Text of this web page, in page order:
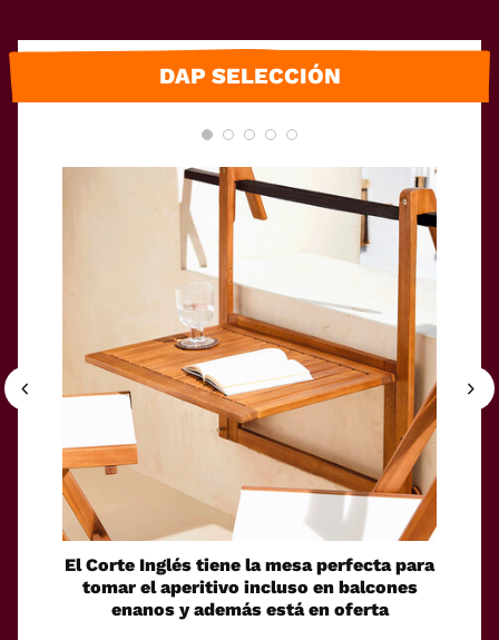
DAP SELECCIÓN
El Corte Inglés tiene la mesa perfecta para
tomar el aperitivo incluso en balcones
enanos y además está en oferta